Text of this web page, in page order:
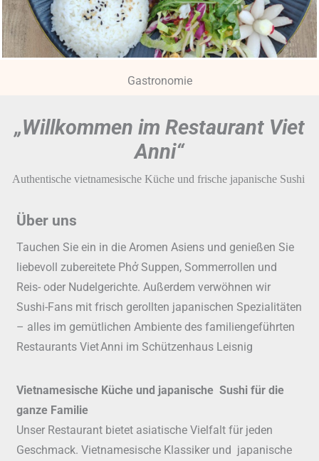
Gastronomie
„Willkommen im Restaurant Viet
Anni“
Authentische vietnamesische Küche und frische japanische Sushi
Über uns
Tauchen Sie ein in die Aromen Asiens und genießen Sie
liebevoll zubereitete Phở Suppen, Sommerrollen und
Reis- oder Nudelgerichte. Außerdem verwöhnen wir
Sushi-Fans mit frisch gerollten japanischen Spezialitäten
– alles im gemütlichen Ambiente des familiengeführten
Restaurants Viet Anni im Schützenhaus Leisnig
Vietnamesische Küche und japanische Sushi für die
ganze Familie
Unser Restaurant bietet asiatische Vielfalt für jeden
Geschmack. Vietnamesische Klassiker und japanische